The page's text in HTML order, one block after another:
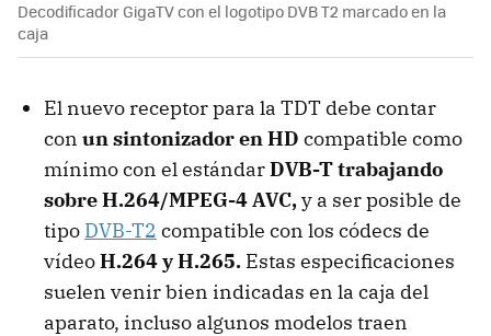
Decodificador GigaTV con el logotipo DVB T2 marcado en la
caja
El nuevo receptor para la TDT debe contar
con un sintonizador en HD compatible como
mínimo con el estándarDVB-T trabajando
sobre H.264/MPEG-4 AVC,y a ser posible de
tipo DVB-T2 compatible con los códecs de
vídeoH.264 yH.265. Estas especificaciones
suelen venir bien indicadas en la caja del
aparato, incluso algunos modelos traen